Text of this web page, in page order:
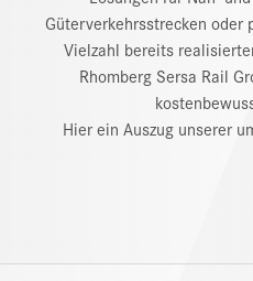
NEWS
DOWNLOAD CENTER
ONLINE MAGAZIN
Güterverkehrsstrecken
Vielzahl bereits
Rhomberg Sersa Rail
Hier ein Auszug unserer